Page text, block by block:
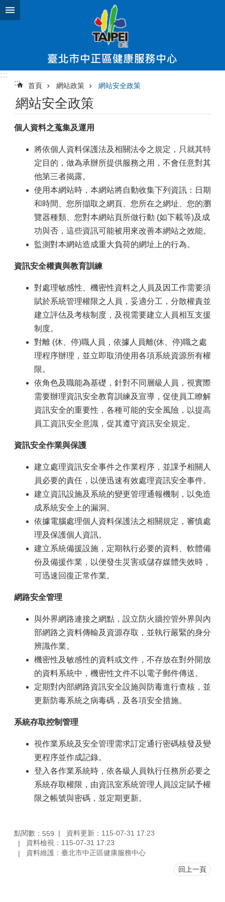
跳到主要內容區塊
:::
:::
首頁 網站政策 網站安全政策
網站安全政策
個人資料之蒐集及運用
將依個人資料保護法及相關法令之規定，只就其特
定目的，做為承辦所提供服務之用，不會任意對其
他第三者揭露。
使用本網站時，本網站將自動收集下列資訊：日期
和時間、您所擷取之網頁、您所在之網址、您的瀏
覽器種類、您對本網站頁所做行動 (如下載等)及成
功與否，這些資訊可能被用來改善本網站之效能。
監測對本網站造成重大負荷的網址上的行為。
資訊安全權責與教育訓練
對處理敏感性、機密性資料之人員及因工作需要須
賦於系統管理權限之人員，妥適分工，分散權責並
建立評估及考核制度，及視需要建立人員相互支援
制度。
對離 (休、停)職人員，依據人員離(休、停)職之處
理程序辦理，並立即取消使用各項系統資源所有權
限。
依角色及職能為基礎，針對不同層級人員，視實際
需要辦理資訊安全教育訓練及宣導，促使員工瞭解
資訊安全的重要性，各種可能的安全風險，以提高
員工資訊安全意識，促其遵守資訊安全規定。
資訊安全作業與保護
建立處理資訊安全事件之作業程序，並課予相關人
員必要的責任，以便迅速有效處理資訊安全事件。
建立資訊設施及系統的變更管理通報機制，以免造
成系統安全上的漏洞。
依據電腦處理個人資料保護法之相關規定，審慎處
理及保護個人資訊。
建立系統備援設施，定期執行必要的資料、軟體備
份及備援作業，以便發生災害或儲存媒體失效時，
可迅速回復正常作業。
網路安全管理
與外界網路連接之網點，設立防火牆控管外界與內
部網路之資料傳輸及資源存取，並執行嚴緊的身分
辨識作業。
機密性及敏感性的資料或文件，不存放在對外開放
的資料系統中，機密性文件不以電子郵件傳送。
定期對內部網路資訊安全設施與防毒進行查核，並
更新防毒系統之病毒碼，及各項安全措施。
系統存取控制管理
視作業系統及安全管理需求訂定通行密碼核發及變
更程序並作成記錄。
登入各作業系統時，依各級人員執行任務所必要之
系統存取權限，由資訊室系統管理人員設定賦予權
限之帳號與密碼，並定期更新。
點閱數： 559
資料更新：115-07-31 17:23
資料檢視：115-07-31 17:23
資料維護：臺北市中正區健康服務中心
回上一頁